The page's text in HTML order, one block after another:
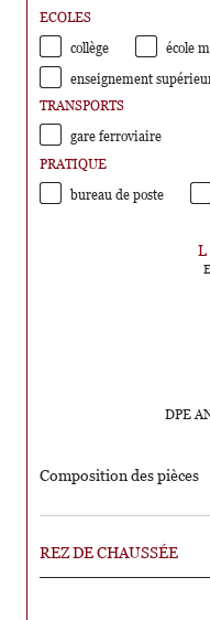
ECOLES
collège
école
enseignement
TRANSPORTS
gare ferroviaire
PRATIQUE
bureau de poste
DPE
Composition des pièces
REZ DE CHAUSSÉE